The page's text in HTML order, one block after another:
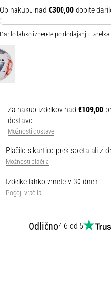
Ob nakupu nad €300,00 dobite
Darilo lahko izberete po dodajanju izdelka
Za nakup izdelkov nad €109,00
dostavo
Možnosti dostave
Plačilo s kartico prek spleta ali z
Možnosti plačila
Izdelke lahko vrnete v 30 dneh
Pogoji vračila
Odlično4.6 od 5